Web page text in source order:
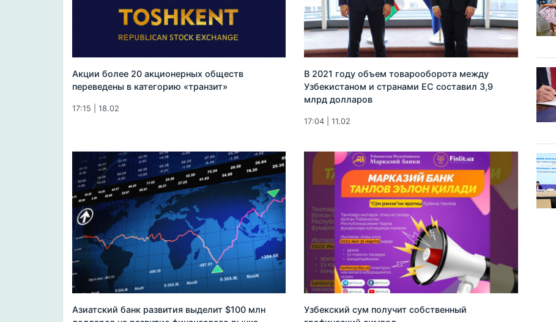
Акции более 20 акционерных обществ
переведены в категорию «транзит»
17:15 | 18.02
В 2021 году объем товарооборота между
Узбекистаном и странами ЕС составил 3,9
млрд долларов
17:04 | 11.02
Азиатский банк развития выделит $100 млн
Узбекский сум получит собственный